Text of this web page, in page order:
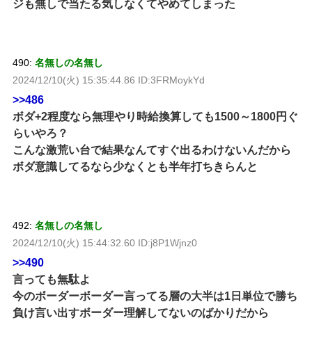
ジも無しで当たる気しなくてやめてしまった
490: 名無しの名無し
2024/12/10(火) 15:35:44.86 ID:3FRMoykYd
>>486
ボダ+2程度なら無理やり時給換算しても1500～1800円ぐ
らいやろ？
こんな激荒い台で結果なんてすぐ出るわけないんだから
ボダ意識してるなら少なくとも半年打ちきらんと
492: 名無しの名無し
2024/12/10(火) 15:44:32.60 ID:j8P1Wjnz0
>>490
言っても無駄よ
今のボーダーボーダー言ってる層の大半は1日単位で勝ち
負け言い出すボーダー理解してないのばかりだから